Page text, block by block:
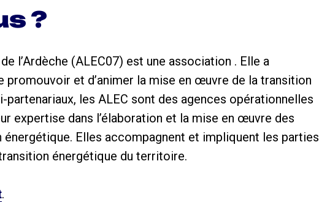
?
l’Ardèche (ALEC07) est une association . Elle a
promouvoir et d’animer la mise en œuvre de la transition
les ALEC sont des agences opérationnelles
expertise dans l’élaboration et la mise en œuvre des
Elles accompagnent et impliquent les parties
énergétique du territoire.
.